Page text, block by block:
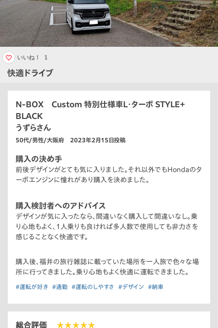
快適ドライブ
いいね！ 1
N-BOX Custom 特別仕様車L・ターボ STYLE＋
BLACK
うずらさん
50代/男性/大阪府 2023年2月15日投稿
購入の決め手
前後デザインがとても気に入りました。それ以外でもHondaのタ
ーボエンジンに憧れがあり購入を決めました。
購入検討者へのアドバイス
デザインが気に入ったなら、間違いなく購入して間違いなし。乗
り心地もよく、1人乗りも良ければ多人数で使用しても非力さを
感じることなく快適です。
購入後、福井の旅行雑誌に載っていた場所を一人旅で色々な場
所に行ってきました。乗り心地もよく快適に運転できました。
#運転が好き #通勤 #運転のしやすさ #デザイン #納車
総合評価 ★★★★★